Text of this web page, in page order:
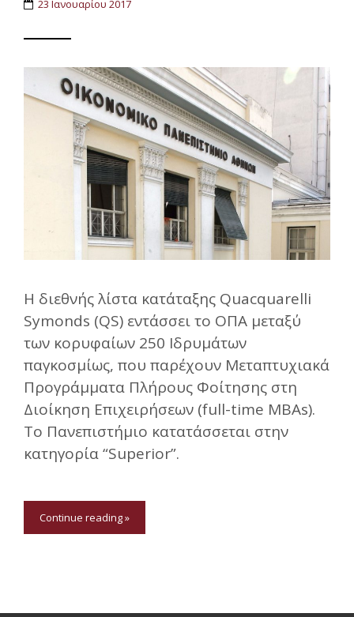
23 Ιανουαρίου 2017
Η διεθνής λίστα κατάταξης Quacquarelli
Symonds (QS) εντάσσει το ΟΠΑ μεταξύ
των κορυφαίων 250 Ιδρυμάτων
παγκοσμίως, που παρέχουν Μεταπτυχιακά
Προγράμματα Πλήρους Φοίτησης στη
Διοίκηση Επιχειρήσεων (full-time MBAs).
Το Πανεπιστήμιο κατατάσσεται στην
κατηγορία “Superior”.
Continue reading »